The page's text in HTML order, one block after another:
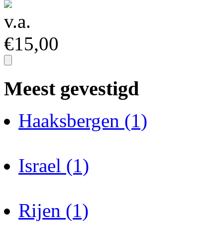
v.a.
€15,00
Meest gevestigd
Haaksbergen (1)
Israel (1)
Rijen (1)